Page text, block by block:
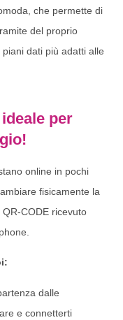
che permette di
del proprio
dati più adatti alle
per
online in pochi
fisicamente la
CODE ricevuto
dalle
e connetterti